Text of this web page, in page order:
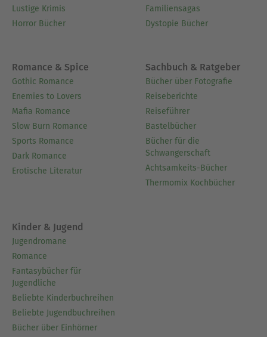
Lustige Krimis
Horror Bücher
Familiensagas
Dystopie Bücher
Romance & Spice
Gothic Romance
Enemies to Lovers
Mafia Romance
Slow Burn Romance
Sports Romance
Dark Romance
Erotische Literatur
Sachbuch & Ratgeber
Bücher über Fotografie
Reiseberichte
Reiseführer
Bastelbücher
Bücher für die
Schwangerschaft
Achtsamkeits-Bücher
Thermomix Kochbücher
Kinder & Jugend
Jugendromane
Romance
Fantasybücher für
Jugendliche
Beliebte Kinderbuchreihen
Beliebte Jugendbuchreihen
Bücher über Einhörner